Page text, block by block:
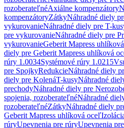
rozoberateľnéAxiálne kompenzátory
kompenzátoryZátkyNáhradné diely
vykurovanieNáhradné diely pre T-
pre vykurovanieNáhradné diely pre
vykurovanieGeberit Mapress
diely pre Geberit Mapress uhlíková
rúry 1.0034Systémové rúry 1.0215
pre SpojkyRedukcieNáhradné diely
diely pre KolenáT-kusyNáhradné
prechodyNáhradné diely pre
spojenia, rozoberateľnéNáhradné
rozoberateľnéZátkyNáhradné diely
Geberit Mapress uhlíková oceľ
rúryUpevnenia pre rúryUpevnenia